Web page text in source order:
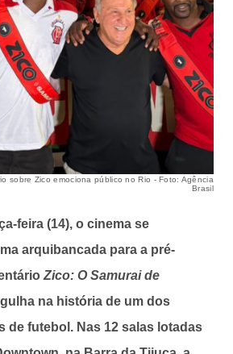
sobre Zico emociona público no Rio - Foto: Agência
Brasil
feira (14), o cinema se
arquibancada para a pré-
Zico: O Samurai de
na história de um dos
de futebol. Nas 12 salas lotadas